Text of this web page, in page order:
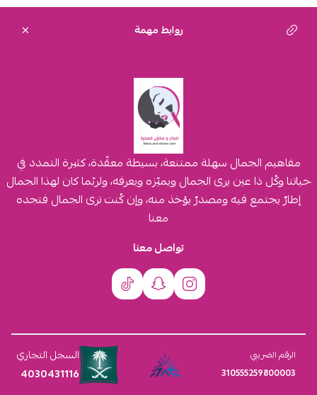
روابط مهمة
مفاهيم الجمال سهلة ممتنعة، بسيطة معقّدة، كثيرة التمدد في
حياتنا وكُل ذا عين يرى الجمال ويميّزه ويعرفه، ولربّما كان لهذا الجمال
إطارٌ يجتمع فيه ومصدرٌ يؤخذ منه، وإن كُنت ترى الجمال فتجده
معنا
تواصل معنا
الرقم الضريبي
310555259800003
السجل التجاري
4030431116